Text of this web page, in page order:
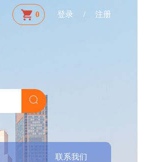
0 登录 / 注册
联系我们